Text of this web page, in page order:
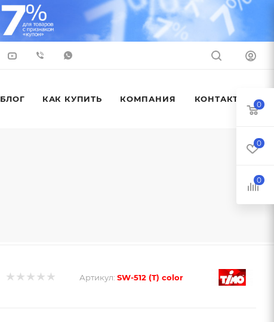
БЛОГ КАК КУПИТЬ КОМПАНИЯ КОНТАКТЫ
Артикул: SW-512 (T) color
0
0
0